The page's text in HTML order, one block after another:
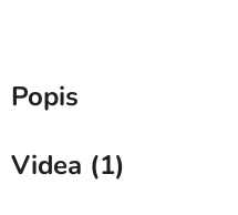
Popis
Videa (1)